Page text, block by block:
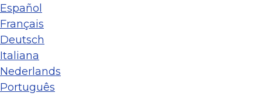
Español
Français
Deutsch
Italiana
Nederlands
Português